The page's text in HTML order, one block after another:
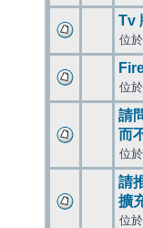
Tv
位於
位於
請
而
位於
請
擴
位於